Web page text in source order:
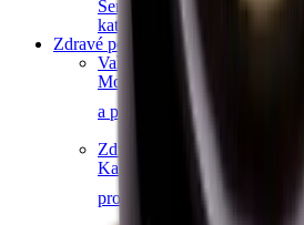
Semínka v čokoládě
kategorie
Zdravé potraviny
Vaření a pečení
Mouky
Koření
a pečení
Další kategorie
Zdravá snídaně
Kaše
Müsli a granola
produkty zdravé snídaně